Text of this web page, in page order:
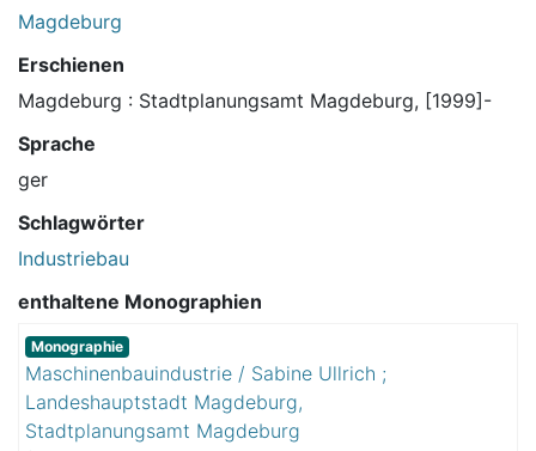
Magdeburg
Erschienen
Magdeburg : Stadtplanungsamt Magdeburg, [1999]-
Sprache
ger
Schlagwörter
Industriebau
enthaltene Monographien
Monographie
Maschinenbauindustrie / Sabine Ullrich ;
Landeshauptstadt Magdeburg,
Stadtplanungsamt Magdeburg